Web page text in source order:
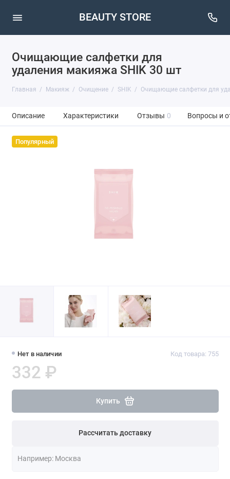
BEAUTY STORE
Очищающие салфетки для
удаления макияжа SHIK 30 шт
Главная Макияж Очищение SHIK Очищающие салфетки для
Описание Характеристики Отзывы 0 Вопросы и
Популярный
Нет в наличии Код товара: 755
332 ₽
Купить
Рассчитать доставку